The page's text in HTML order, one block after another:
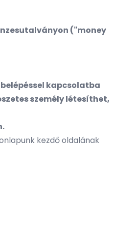
("money
kapcsolatba
személy létesíthet,
kezdő oldalának